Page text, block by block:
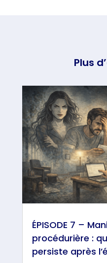
Plus
ÉPISODE 7 –
procédurière :
persiste après